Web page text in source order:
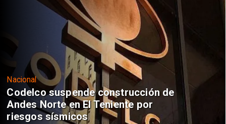
Nacional
Codelco suspende construcción de
Andes Norte en El Teniente por
riesgos sísmicos